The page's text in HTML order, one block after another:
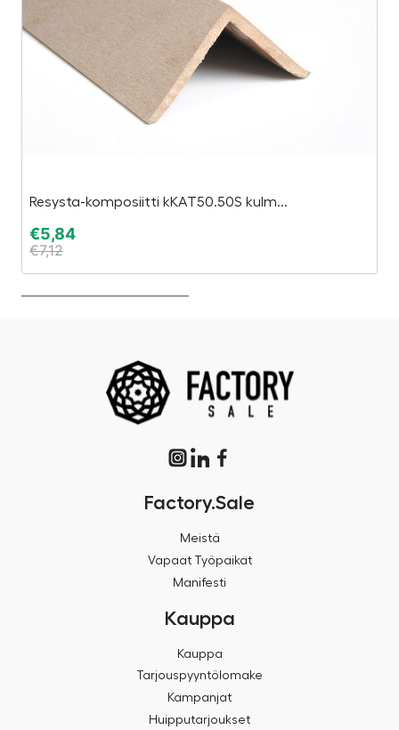
Resysta-komposiitti kKAT50.50S kulm...
€5,84
€7,12
Factory.Sale
Meistä
Vapaat Työpaikat
Manifesti
Kauppa
Kauppa
Tarjouspyyntölomake
Kampanjat
Huipputarjoukset